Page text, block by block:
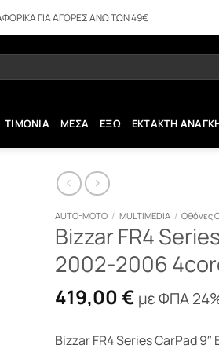
ΓΙΑ ΑΓΟΡΕΣ ΑΝΩ ΤΩΝ 49€
ΤΙΜΟΝΙΑ ΜΕΣΑ ΕΞΩ ΕΚΤΑΚΤΗ
AUTO-MOTO / MULTIMEDIA / Οθόνες
Bizzar FR4
2002-2006
419,00€ με ΦΠΑ
Bizzar FR4 Series CarPad